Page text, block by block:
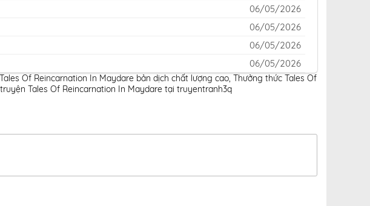
06/05/2026
06/05/2026
06/05/2026
06/05/2026
06/05/2026
06/05/2026
Of Reincarnation In Maydare bản dịch chất lượng cao, Thưởng thức Tales Of
Tales Of Reincarnation In Maydare tại truyentranh3q